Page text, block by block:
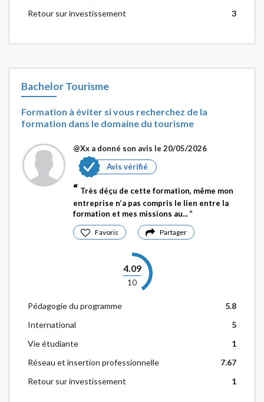
Retour sur investissement
3
Bachelor Tourisme
Formation à éviter si vous recherchez de la
formation dans le domaine du tourisme
@Xx a donné son avis le 20/05/2026
Avis vérifié
Très déçu de cette formation, même mon
entreprise n’a pas compris le lien entre la
formation et mes missions au...
Favoris Partager
4.09
10
Pédagogie du programme
5.8
International
5
Vie étudiante
1
Réseau et insertion professionnelle
7.67
Retour sur investissement
1